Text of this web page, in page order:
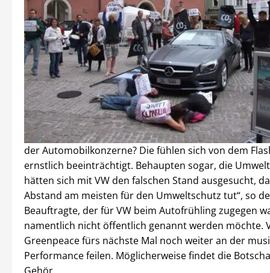
der Automobilkonzerne? Die fühlen sich von dem
ernstlich beeinträchtigt. Behaupten sogar, die
hätten sich mit VW den falschen Stand ausgesucht,
Abstand am meisten für den Umweltschutz tut“, so
Beauftragte, der für VW beim Autofrühling zugegen
namentlich nicht öffentlich genannt werden möchte.
Greenpeace fürs nächste Mal noch weiter an der
Performance feilen. Möglicherweise findet die